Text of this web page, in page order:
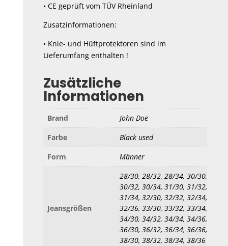
• CE geprüft vom TÜV Rheinland
Zusatzinformationen:
• Knie- und Hüftprotektoren sind im
Lieferumfang enthalten !
Zusätzliche
Informationen
Brand
John Doe
Farbe
Black used
Form
Männer
Jeansgrößen
28/30, 28/32, 28/34, 30/30,
30/32, 30/34, 31/30, 31/32,
31/34, 32/30, 32/32, 32/34,
32/36, 33/30, 33/32, 33/34,
34/30, 34/32, 34/34, 34/36,
36/30, 36/32, 36/34, 36/36,
38/30, 38/32, 38/34, 38/36